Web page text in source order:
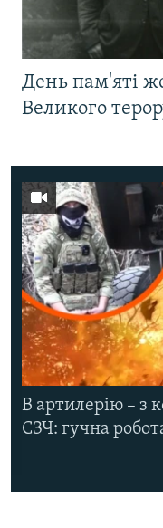
День пам'яті
Великого
В артилерію – з
СЗЧ: гучна